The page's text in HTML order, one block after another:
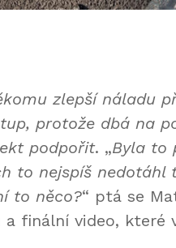
zlepší náladu
protože dbá na
podpořit. „Byla to
to nejspíš nedotáhl
to něco?“ ptá se
a finální video, které